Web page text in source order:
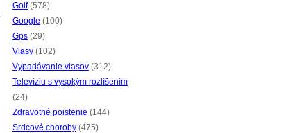
Golf(578)
Google (100)
Gps (29)
Vlasy (102)
Vypadávanie vlasov (312)
Televíziu s vysokým rozlíšením
(24)
Zdravotné poistenie (144)
Srdcové choroby (475)